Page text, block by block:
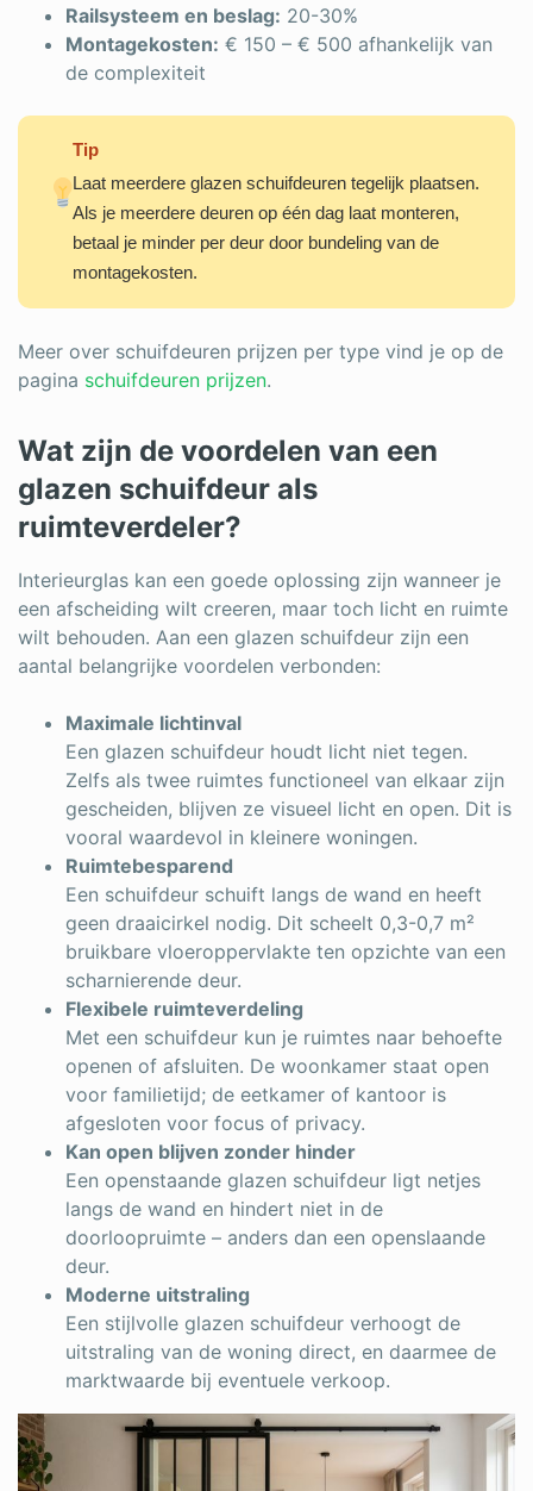
Railsysteem en beslag: 20-30%
Montagekosten: € 150 – € 500 afhankelijk van
de complexiteit
Tip
Laat meerdere glazen schuifdeuren tegelijk plaatsen.
Als je meerdere deuren op één dag laat monteren,
betaal je minder per deur door bundeling van de
montagekosten.
Meer over schuifdeuren prijzen per type vind je op de
pagina schuifdeuren prijzen.
Wat zijn de voordelen van een
glazen schuifdeur als
ruimteverdeler?
Interieurglas kan een goede oplossing zijn wanneer je
een afscheiding wilt creeren, maar toch licht en ruimte
wilt behouden. Aan een glazen schuifdeur zijn een
aantal belangrijke voordelen verbonden:
Maximale lichtinval
Een glazen schuifdeur houdt licht niet tegen.
Zelfs als twee ruimtes functioneel van elkaar zijn
gescheiden, blijven ze visueel licht en open. Dit is
vooral waardevol in kleinere woningen.
Ruimtebesparend
Een schuifdeur schuift langs de wand en heeft
geen draaicirkel nodig. Dit scheelt 0,3-0,7 m²
bruikbare vloeroppervlakte ten opzichte van een
scharnierende deur.
Flexibele ruimteverdeling
Met een schuifdeur kun je ruimtes naar behoefte
openen of afsluiten. De woonkamer staat open
voor familietijd; de eetkamer of kantoor is
afgesloten voor focus of privacy.
Kan open blijven zonder hinder
Een openstaande glazen schuifdeur ligt netjes
langs de wand en hindert niet in de
doorloopruimte – anders dan een openslaande
deur.
Moderne uitstraling
Een stijlvolle glazen schuifdeur verhoogt de
uitstraling van de woning direct, en daarmee de
marktwaarde bij eventuele verkoop.